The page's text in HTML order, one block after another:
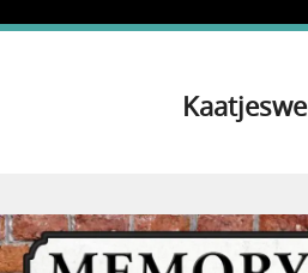
Skip to content